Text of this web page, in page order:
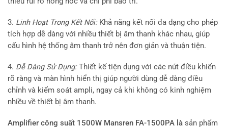
3. Linh Hoạt Trong Kết Nối: Khả năng kết nối đa dạng cho phép
tích hợp dễ dàng với nhiều thiết bị âm thanh khác nhau, giúp
cấu hình hệ thống âm thanh trở nên đơn giản và thuận tiện.
4. Dễ Dàng Sử Dụng:Thiết kế tiện dụng với các nút điều khiển
rõ ràng và màn hình hiển thị giúp người dùng dễ dàng điều
chỉnh và kiểm soát ampli, ngay cả khi không có kinh nghiệm
nhiều về thiết bị âm thanh.
Amplifier công suất 1500W Mansren FA-1500PA là sản phẩm